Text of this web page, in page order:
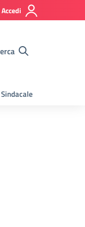
Accedi